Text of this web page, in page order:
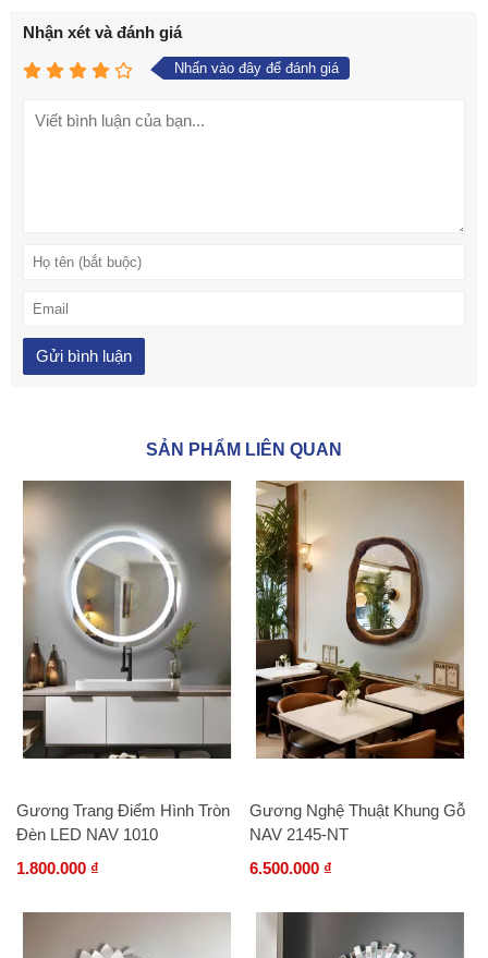
Nhận xét và đánh giá
Nhấn vào đây để đánh giá
SẢN PHẨM LIÊN QUAN
Gương Trang Điểm Hình Tròn
Đèn LED NAV 1010
1.800.000 ₫
Gương Nghệ Thuật Khung Gỗ
NAV 2145-NT
6.500.000 ₫